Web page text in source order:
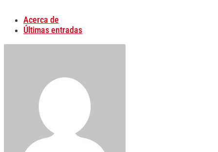
Acerca de
Últimas entradas